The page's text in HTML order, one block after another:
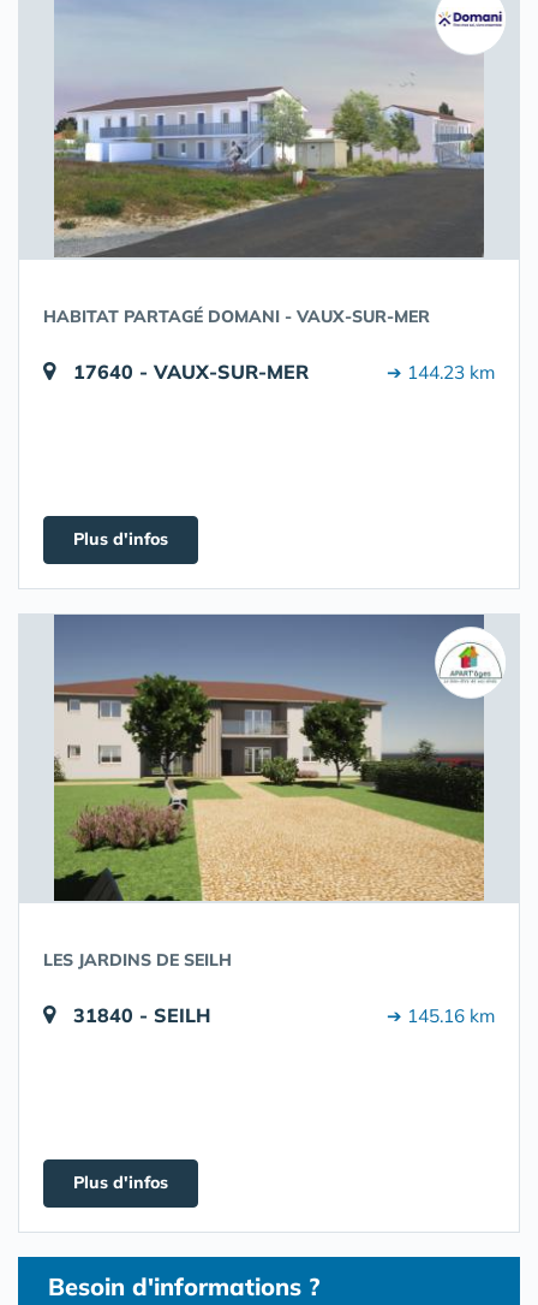
HABITAT PARTAGÉ DOMANI - VAUX-SUR-MER
17640 - VAUX-SUR-MER ➔ 144.23 km
Plus d'infos
LES JARDINS DE SEILH
31840 - SEILH ➔ 145.16 km
Plus d'infos
Besoin d'informations ?